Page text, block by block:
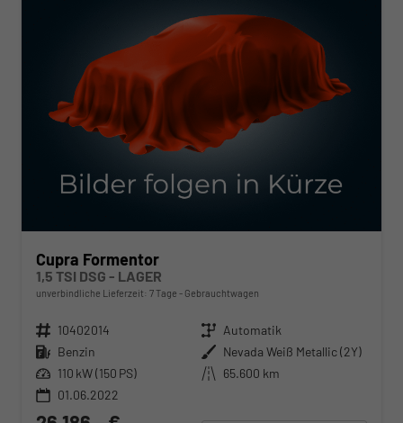
Cupra Formentor
1,5 TSI DSG - LAGER
unverbindliche Lieferzeit: 7 Tage Gebrauchtwagen
Fahrzeugnr. 10402014 Getriebe Automatik
Kraftstoff Benzin Außenfarbe Nevada Weiß Metallic (2Y)
Leistung 110 kW (150 PS) Kilometerstand 65.600 km
01.06.2022